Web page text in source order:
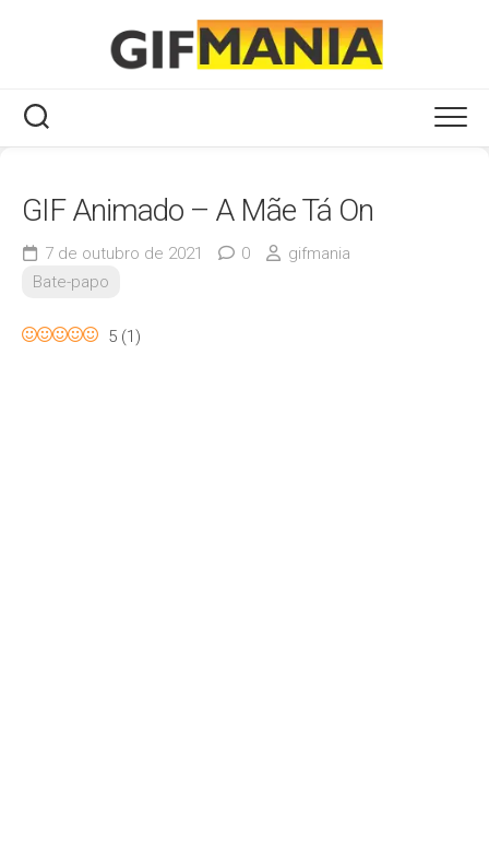
GIF Animado – A Mãe Tá On
7 de outubro de 2021 0
gifmania
Bate-papo
5 (1)